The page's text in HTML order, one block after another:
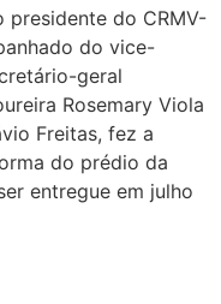
do CRMV-
do vice-
geral
Rosemary Viola
Freitas, fez a
do prédio da
entregue em julho